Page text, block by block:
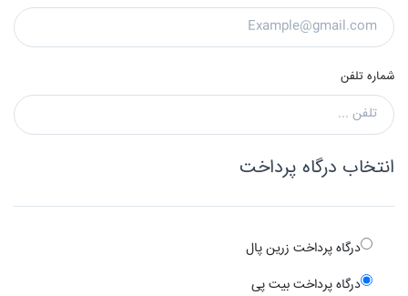
شماره تلفن
انتخاب درگاه پرداخت
درگاه پرداخت زرین پال
درگاه پرداخت بیت پی